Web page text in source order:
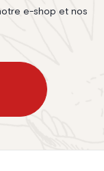
e-shop et nos